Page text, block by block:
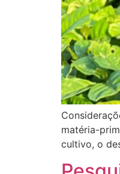
matéria-
cultivo, o